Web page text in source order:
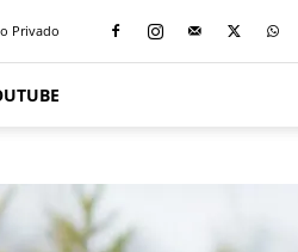
Privado